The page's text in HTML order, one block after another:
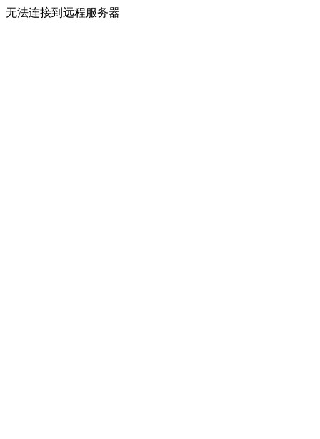
无法连接到远程服务器